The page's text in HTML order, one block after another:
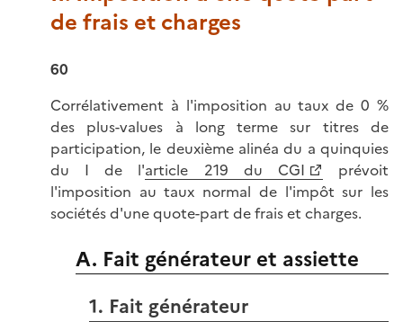
de frais et charges
60
Corrélativement à l'imposition au taux de 0 %
des plus-values à long terme sur titres de
participation, le deuxième alinéa du a quinquies
du I de l'article 219 du CGI
prévoit
l'imposition au taux normal de l'impôt sur les
sociétés d'une quote-part de frais et charges.
A. Fait générateur et assiette
1. Fait générateur